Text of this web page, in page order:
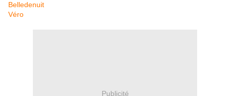
Belledenuit
Véro
Publicité